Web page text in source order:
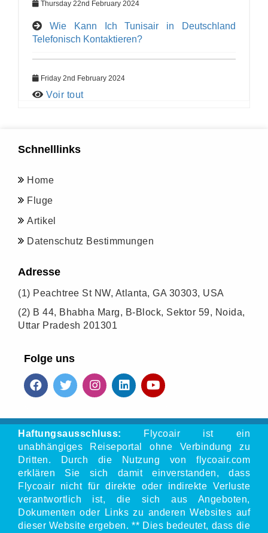
Thursday 22nd February 2024
Wie Kann Ich Tunisair in Deutschland
Telefonisch Kontaktieren?
Friday 2nd February 2024
Voir tout
Schnelllinks
Home
Fluge
Artikel
Datenschutz Bestimmungen
Adresse
(1) Peachtree St NW, Atlanta, GA 30303, USA
(2) B 44, Bhabha Marg, B-Block, Sektor 59, Noida,
Uttar Pradesh 201301
Folge uns
Haftungsausschluss: Flycoair ist ein
unabhängiges Reiseportal ohne Verbindung zu
Dritten. Durch die Nutzung von flycoair.com
erklären Sie sich damit einverstanden, dass
Flycoair nicht für direkte oder indirekte Verluste
verantwortlich ist, die sich aus Angeboten,
Dokumenten oder Links zu anderen Websites auf
dieser Website ergeben. ** Dies bedeutet, dass die